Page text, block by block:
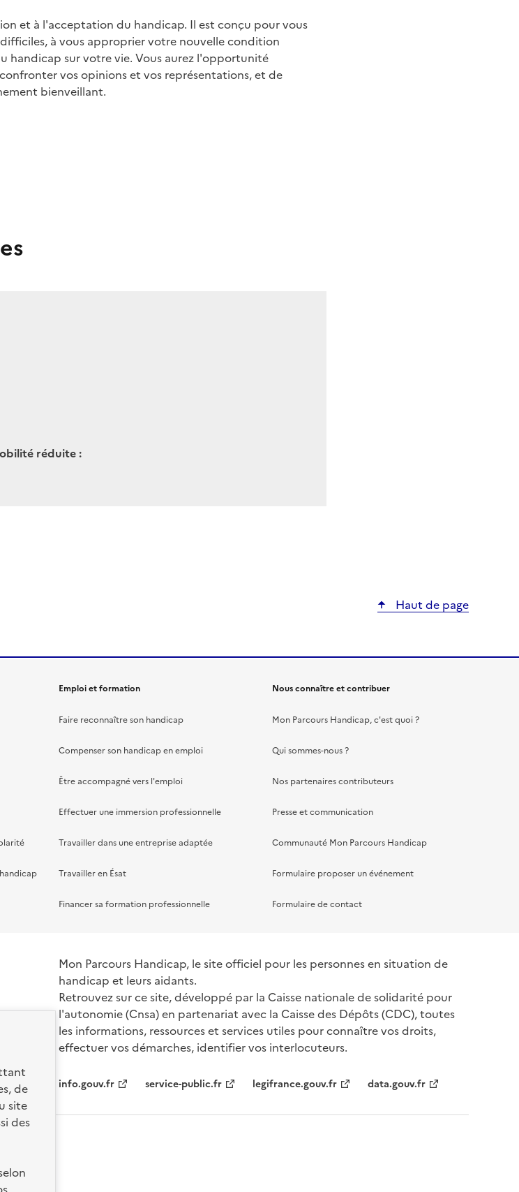
de
site
des
et à l'acceptation du handicap. Il est conçu pour vous
à vous approprier votre nouvelle condition
handicap sur votre vie. Vous aurez l'opportunité
vos opinions et vos représentations, et de
bienveillant.
réduite :
Haut de page
Emploi et formation
Faire reconnaître son handicap
Compenser son handicap en emploi
Être accompagné vers l'emploi
Effectuer une immersion professionnelle
Travailler dans une entreprise adaptée
Travailler en Ésat
Financer sa formation professionnelle
Nous connaître et contribuer
Mon Parcours Handicap, c'est quoi ?
Qui sommes-nous ?
Nos partenaires contributeurs
Presse et communication
Communauté Mon Parcours Handicap
Formulaire proposer un événement
Formulaire de contact
Mon Parcours Handicap, le site officiel pour les personnes en situation de
handicap et leurs aidants.
Retrouvez sur ce site, développé par la Caisse nationale de solidarité pour
l'autonomie (Cnsa) en partenariat avec la Caisse des Dépôts (CDC), toutes
les informations, ressources et services utiles pour connaître vos droits,
effectuer vos démarches, identifier vos interlocuteurs.
Nos sites partenaires
info.gouv.fr service-public.fr legifrance.gouv.fr data.gouv.fr